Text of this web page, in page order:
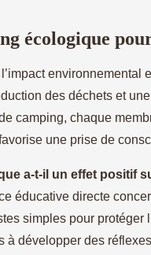
écologique
l’impact environnemental
des déchets et
camping, chaque
une prise de
a-t-il un effet positif
éducative directe
simples pour protéger
à développer des